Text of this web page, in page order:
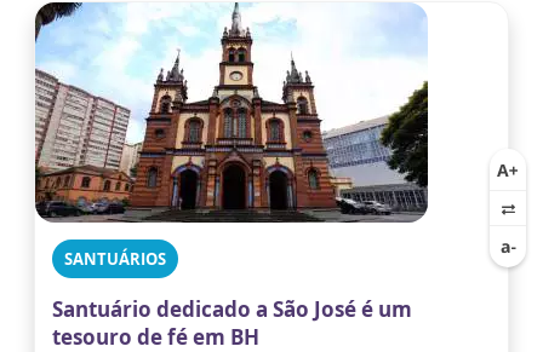
SANTUÁRIOS
Santuário dedicado a São José é um
tesouro de fé em BH